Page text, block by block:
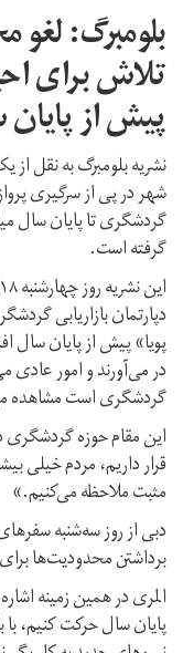
بلومبرگ:
تلاش برای
پیش از
نشریه بلومبرگ به نقل
شهر در پی از سرگیری
گردشگری تا پایان سال
گرفته است.
دپارتمان بازاریابی
پویا» پیش از پایان سال
در می‌آورند و امور عادی
گردشگری است مشاهده
این مقام حوزه گردشگری
قرار داریم،‌ مردم خیلی
مثبت ملاحظه می‌کنیم.»
دبی از روز سه‌شنبه
برداشتن محدودیت‌ها
المری در همین زمینه
پایان سال حرکت کنیم، با